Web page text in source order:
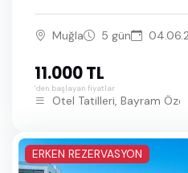
Muğla 5 gün
11.000 TL
'den başlayan fiyatlar
Otel Tatilleri, Bayram Özel
ERKEN REZERVASYON